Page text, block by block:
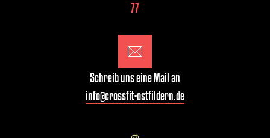
77
Schreib uns eine Mail an
info@crossfit-ostfildern.de